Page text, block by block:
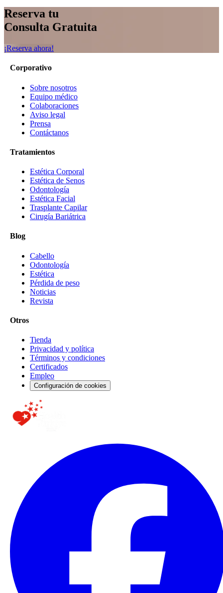
Reserva tu
Consulta Gratuita
¡Reserva ahora!
Corporativo
Sobre nosotros
Equipo médico
Colaboraciones
Aviso legal
Prensa
Contáctanos
Tratamientos
Estética Corporal
Estética de Senos
Odontología
Estética Facial
Trasplante Capilar
Cirugía Bariátrica
Blog
Cabello
Odontología
Estética
Pérdida de peso
Noticias
Revista
Otros
Tienda
Privacidad y política
Términos y condiciones
Certificados
Empleo
Configuración de cookies